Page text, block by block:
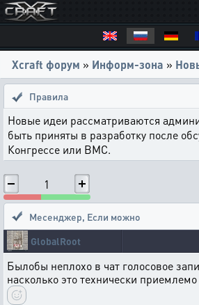
Xcraft форум » Информ-зона »
Правила
Новые идеи рассматриваются
быть приняты в разработку после
Конгрессе или ВМС.
1
Месенджер, Если можно
GlobalRoot
Былобы неплохо в чат голосовое
насколько это технически приемлемо